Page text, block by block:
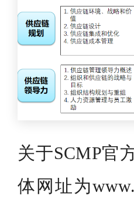
关于SCMP官
体网址为